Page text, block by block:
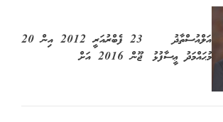
އަލްއުސްތާޛު
މުޙައްމަދު ޢީސާފުޅު
23 ފެބްރުއަރީ 2012 އިން 20
ޖޫން 2016 އަށް